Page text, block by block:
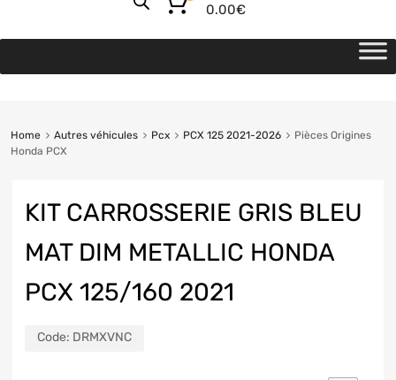
0.00€
Home Autres véhicules Pcx PCX 125 2021-2026
Pièces Origines
Honda PCX
KIT CARROSSERIE GRIS BLEU
MAT DIM METALLIC HONDA
PCX 125/160 2021
Code: DRMXVNC